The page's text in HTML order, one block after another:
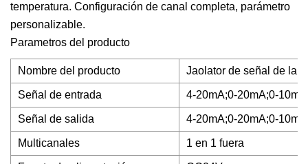
temperatura. Configuración de canal completa, parámetro
personalizable.
Parametros del producto
Nombre del producto Jaolator de señal de la
Señal de entrada 4-20mA;0-20mA;0-
Señal de salida 4-20mA;0-20mA;0-
Multicanales 1 en 1 fuera